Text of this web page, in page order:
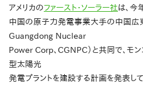
アメリカのファースト・ソーラー社は、今
中国の原子力発電事業大手の中国広
Guangdong Nuclear
Power Corp、CGNPC）と共同で、モ
型太陽光
発電プラントを建設する計画を発表して